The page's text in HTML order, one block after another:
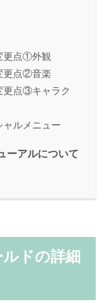
更点①外観
更点②音楽
更点③キャラク
ャルメニュー
ーアルについて
ドの詳細